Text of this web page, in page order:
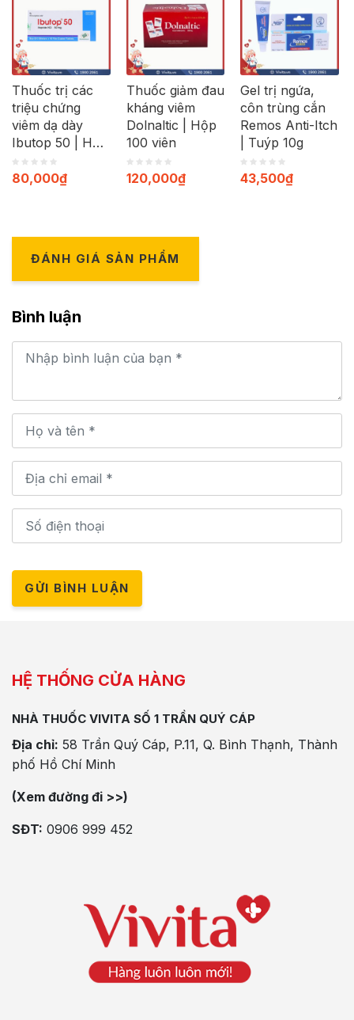
Thuốc trị các
triệu chứng
viêm dạ dày
Ibutop 50 | Hộp
20 viên
80,000₫
Thuốc giảm đau
kháng viêm
Dolnaltic | Hộp
100 viên
120,000₫
Gel trị ngứa,
côn trùng cắn
Remos Anti-Itch
| Tuýp 10g
43,500₫
ĐÁNH GIÁ SẢN PHẨM
Bình luận
GỬI BÌNH LUẬN
HỆ THỐNG CỬA HÀNG
NHÀ THUỐC VIVITA SỐ 1 TRẦN QUÝ CÁP
Địa chỉ: 58 Trần Quý Cáp, P.11, Q. Bình Thạnh, Thành
phố Hồ Chí Minh
(Xem đường đi >>)
SĐT: 0906 999 452